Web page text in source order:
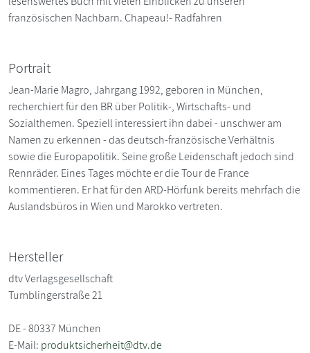
französischen Nachbarn. Chapeau!- Radfahren
Portrait
Jean-Marie Magro, Jahrgang 1992, geboren in München,
recherchiert für den BR über Politik-, Wirtschafts- und
Sozialthemen. Speziell interessiert ihn dabei - unschwer am
Namen zu erkennen - das deutsch-französische Verhältnis
sowie die Europapolitik. Seine große Leidenschaft jedoch sind
Rennräder. Eines Tages möchte er die Tour de France
kommentieren. Er hat für den ARD-Hörfunk bereits mehrfach die
Auslandsbüros in Wien und Marokko vertreten.
Hersteller
dtv Verlagsgesellschaft
Tumblingerstraße 21
DE - 80337 München
E-Mail: produktsicherheit@dtv.de